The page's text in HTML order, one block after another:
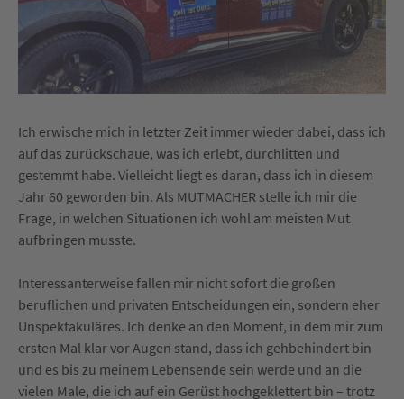
Ich erwische mich in letzter Zeit immer wieder dabei, dass ich
auf das zurückschaue, was ich erlebt, durchlitten und
gestemmt habe. Vielleicht liegt es daran, dass ich in diesem
Jahr 60 geworden bin. Als MUTMACHER stelle ich mir die
Frage, in welchen Situationen ich wohl am meisten Mut
aufbringen musste.
Interessanterweise fallen mir nicht sofort die großen
beruflichen und privaten Entscheidungen ein, sondern eher
Unspektakuläres. Ich denke an den Moment, in dem mir zum
ersten Mal klar vor Augen stand, dass ich gehbehindert bin
und es bis zu meinem Lebensende sein werde und an die
vielen Male, die ich auf ein Gerüst hochgeklettert bin – trotz